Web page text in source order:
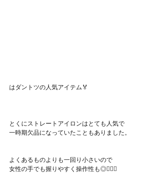
はダントツの人気アイテム🏅
とくにストレートアイロンはとても人気で
一時期欠品になっていたこともありました。
よくあるものよりも一回り小さいので
女性の手でも握りやすく操作性も◎🙆‍♀️✨